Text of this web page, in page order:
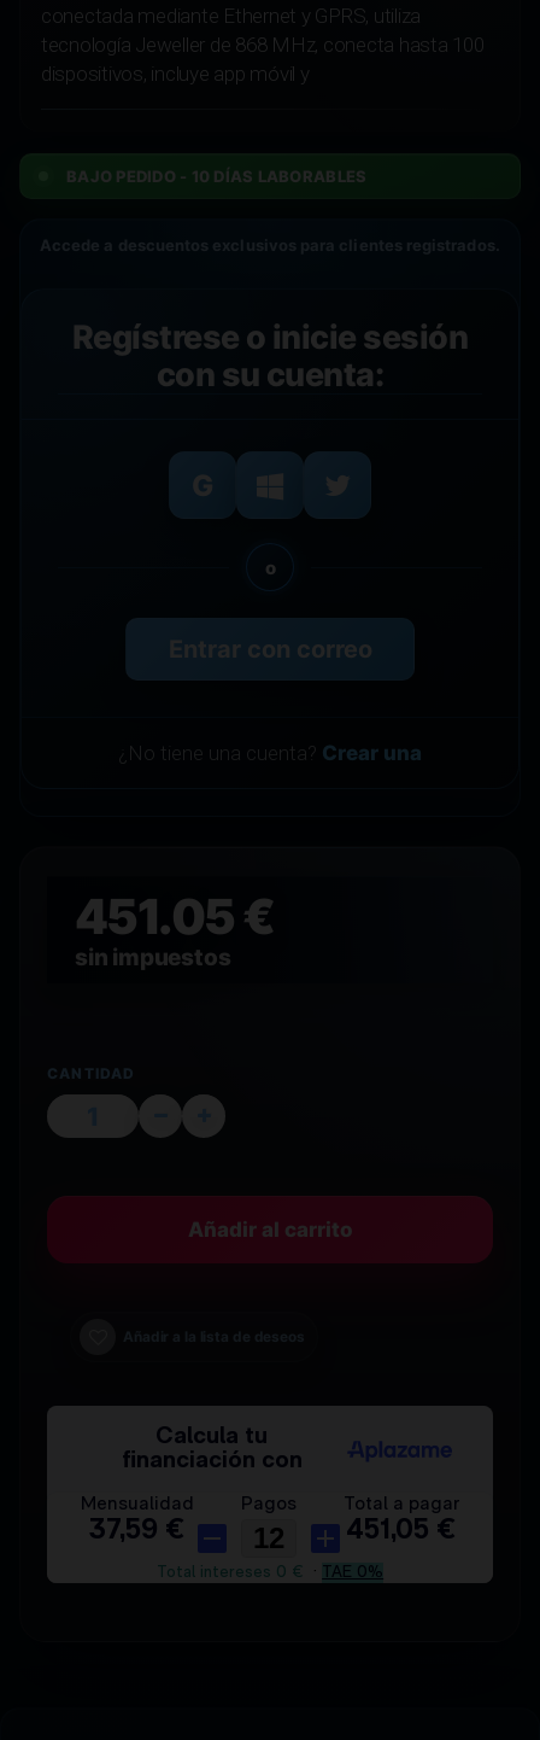
conectada mediante Ethernet y GPRS, utiliza
tecnología Jeweller de 868 MHz, conecta hasta 100
dispositivos, incluye app móvil y
BAJO PEDIDO - 10 DÍAS LABORABLES
Regístrese o inicie sesión
con su cuenta:
o
Entrar con correo
¿No tiene una cuenta? Crear una
451.05 €
sin impuestos
CANTIDAD
Añadir al carrito